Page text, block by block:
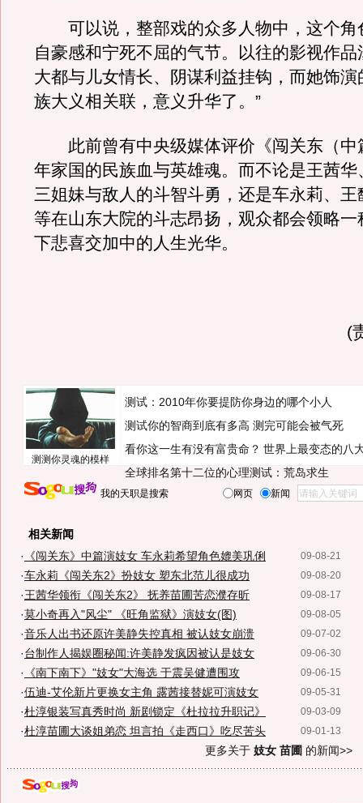
可以说，整部戏的众多人物中，这个角
自豪感和宁死不屈的气节。以往的影视作
大都与儿女情长、阴谋利益挂钩，而她饰演
族大义相关联，意义升华了。”
此前曾有中央级媒体评价《闯关东（中
年家国的民族血与英雄魂。而不论是王茜华
三姐妹与敌人的斗智斗勇，还是车永莉、王
等在山东大院的斗志昂扬，观众都会领略一
下悲喜交加中的人生光华。
(
测测你灵魂的模样
测试：2010年你要提防你身边的哪个小人
测试你的智商到底有多高 测完可能会被气死
看你这一生有没有富贵命？ 世界上最变态的八
全球排名第十二位的心理测试：荒岛求生
我的天职是搜索 网页 新闻
相关新闻
09-08-21
· 《闯关东》中篇演妓女 车永莉希望角色媲美巩俐
09-08-20
·车永莉《闯关东2》扮妓女 塑东北范儿很成功
09-08-17
·王茜华领衔《闯关东2》 抚养苗圃苦恋濮存昕
09-08-05
·莫小奇再入"风尘" 《旺角监狱》演妓女(图)
09-07-02
·音乐人出书还原许美静失控真相 被认妓女崩溃
09-06-30
·台制作人揭娱圈秘闻:许美静发疯因被认是妓女
09-06-15
· 《南下南下》"妓女"大海选 于震吴健遭围攻
09-05-31
·伍迪-艾伦新片更换女主角 露茜接替妮可演妓女
09-03-09
·杜淳银装写真秀时尚 新剧锁定《杜拉拉升职记》
09-01-13
·杜淳苗圃大谈姐弟恋 坦言拍《走西口》吃尽苦头
更多关于 妓女 苗圃 的新闻>>